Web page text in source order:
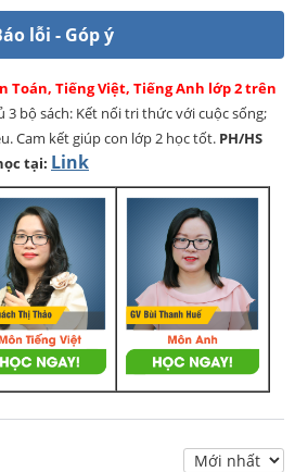
lỗi - Góp ý
Toán, Tiếng Việt, Tiếng Anh lớp 2 trên
3 bộ sách: Kết nối tri thức với cuộc sống;
Cam kết giúp con lớp 2 học tốt. PH/HS
tại: Link